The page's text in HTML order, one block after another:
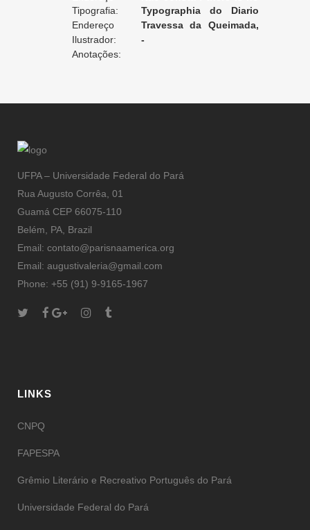
da Editora:
record / non enregistré
Tipografia:
Typographia do Diario
Illustrado
Endereço
da Tipografia:
Travessa da Queimada,
35 [Lisboa]
Ilustrador:
-
Anotações:
UFPA – Universidade Federal do Pará
Rua Augusto Corrêa, 01
Guamá CEP 66075-110
Belém, PA, Brazil
Email: contato@parisnaamerica.org
Email: augustivaleria@gmail.com
Phone: +55 (91) 9-9165-1967
LINKS
CNPQ
FAPESPA
Grêmio Literário e Recreativo Português do Pará
Universidade Federal do Pará